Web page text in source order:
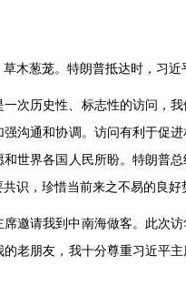
木葱茏。特朗普抵达时，习
次历史性、标志性的访问，
沟通和协调。访问有利于促
世界各国人民所盼。特朗普
识，珍惜当前来之不易的良
邀请我到中南海做客。此次
老朋友，我十分尊重习近平